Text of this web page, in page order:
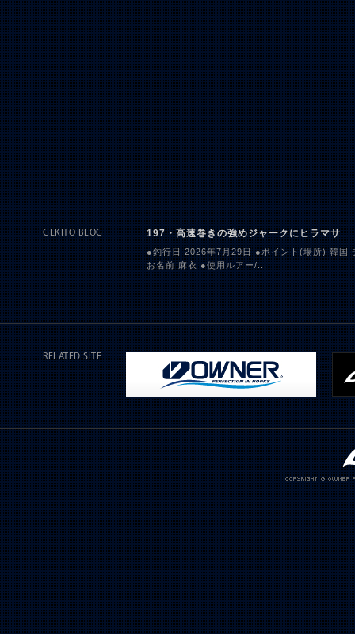
GEKITO BLOG 197・高速巻きの強めジャークにヒラマサ
●釣行日 2026年7月29日 ●ポイント(場所) 韓国
お名前 麻衣 ●使用ルアー/...
RELATED SITE